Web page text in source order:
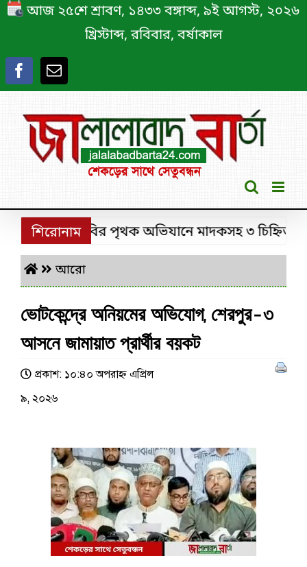
Skip
content
আজ ২৫শে শ্রাবণ, ১৪৩৩ বঙ্গাব্দ, ৯ই আগস্ট, ২০২৬
খ্রিস্টাব্দ, রবিবার, বর্ষাকাল
শিরোনাম
শ্রীমঙ্গলে ডিবির পৃথক অভিযানে মাদকসহ ৩ চিহ্নিত
আরো
ভোটকেন্দ্রে অনিয়মের অভিযোগ, শেরপুর-৩
আসনে জামায়াত প্রার্থীর বয়কট
প্রকাশ: ১০:৪০ অপরাহ্ণ এপ্রিল
৯, ২০২৬